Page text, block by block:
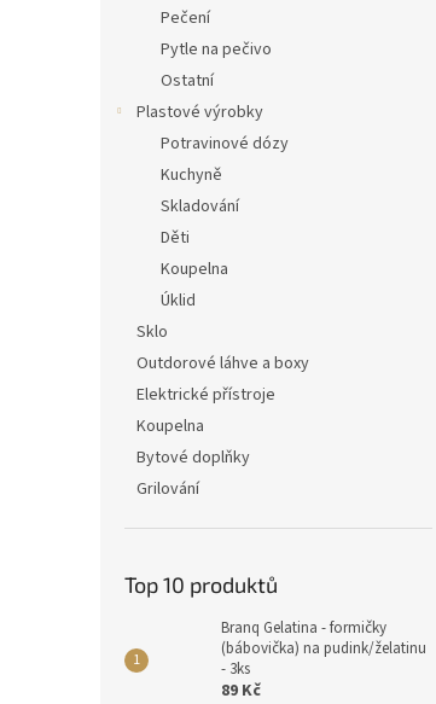
Pečení
Pytle na pečivo
Ostatní
Plastové výrobky
Potravinové dózy
Kuchyně
Skladování
Děti
Koupelna
Úklid
Sklo
Outdorové láhve a boxy
Elektrické přístroje
Koupelna
Bytové doplňky
Grilování
Top 10 produktů
Branq Gelatina - formičky
(bábovička) na pudink/želatinu
- 3ks
89 Kč